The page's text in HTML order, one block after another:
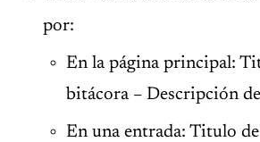
por:
En la página principal:
bitácora – Descripción
En una entrada: Titulo